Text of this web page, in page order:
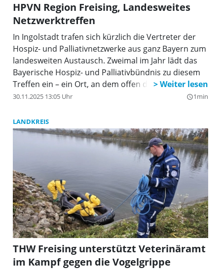
HPVN Region Freising, Landesweites
Netzwerktreffen
In Ingolstadt trafen sich kürzlich die Vertreter der
Hospiz- und Palliativnetzwerke aus ganz Bayern zum
landesweiten Austausch. Zweimal im Jahr lädt das
Bayerische Hospiz- und Palliativbündnis zu diesem
Treffen ein – ein Ort, an dem offen darüber
gesprochen wird, was Menschen am Lebensende
diese Arbeit beeinflussen und wie regionale
Netzwerke gut zusammenwirken können.
30.11.2025 13:05 Uhr query_builder1min
LANDKREIS
THW Freising unterstützt Veterinäramt
im Kampf gegen die Vogelgrippe